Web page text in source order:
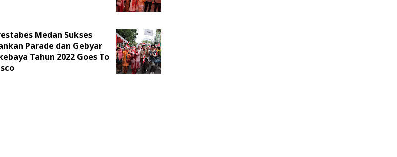
Medan Sukses
Parade dan Gebyar
Tahun 2022 Goes To